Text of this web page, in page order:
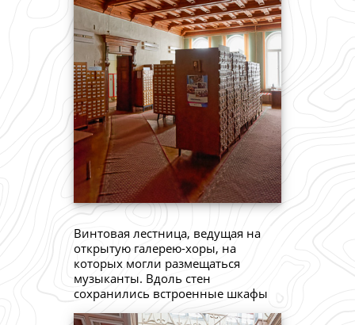
Винтовая лестница, ведущая на
открытую галерею-хоры, на
которых могли размещаться
музыканты. Вдоль стен
сохранились встроенные шкафы